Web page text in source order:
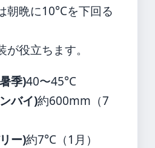
朝晩に10°Cを下回る
役立ちます。
季)40〜45°C
バイ)約600mm（7
ー)約7°C（1月）